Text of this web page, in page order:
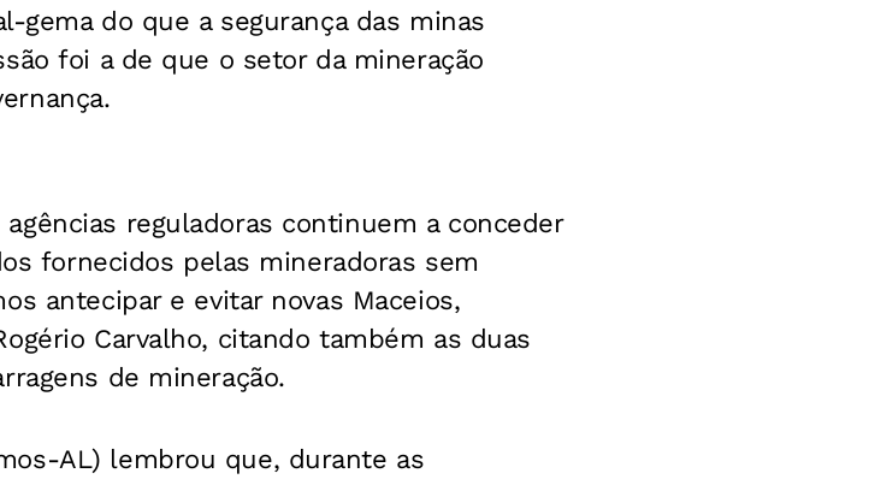
gema do que a segurança das minas
foi a de que o setor da mineração
reguladoras continuem a conceder
fornecidos pelas mineradoras sem
antecipar e evitar novas Maceios,
Carvalho, citando também as duas
de mineração.
AL) lembrou que, durante as